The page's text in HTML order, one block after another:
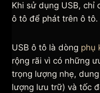
Khi sử dụng USB, chỉ
ô tô để phát trên ô tô.
USB ô tô là dòng phụ
rộng rãi vì có những
trọng lượng nhẹ,
lượng lưu trữ) và tốc